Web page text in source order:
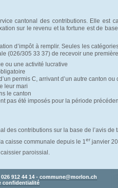
cantonal des contributions. Elle est
sur le revenu et la fortune est de
d’impôt à remplir. Seules les
(026/305 33 37) de recevoir une
ou une activité lucrative
permis C, arrivant d’un autre canton ou
leur mari
le canton
pas été imposés pour la période
des contributions sur la base de l’avis de
caisse communale depuis le 1er janvier
paroissial .
912 44 14 - commune@morlon.ch
confidentialité